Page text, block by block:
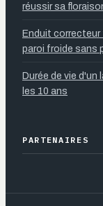
réussir sa
Enduit correcteur
paroi froide sans
Durée de vie
les 10 ans
PARTENAIRES